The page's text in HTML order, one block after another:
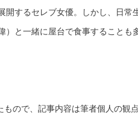
開するセレブ女優。しかし、日常
）と一緒に屋台で食事することも
もので、記事内容は筆者個人の観